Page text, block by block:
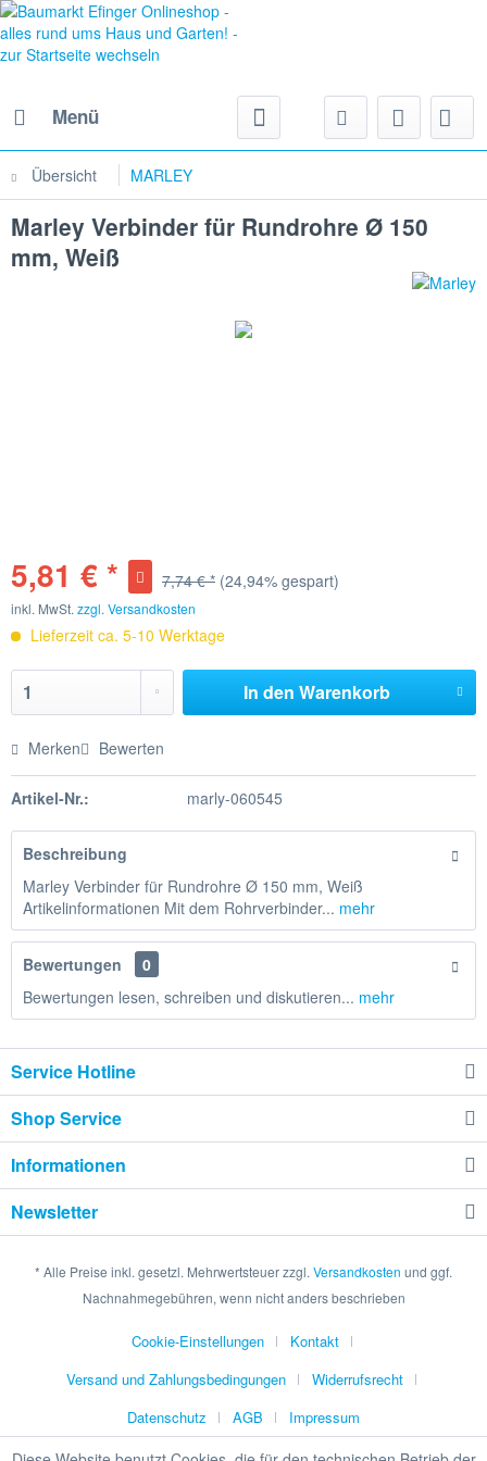
Menü
Übersicht MARLEY
Marley Verbinder für Rundrohre Ø 150
mm, Weiß
5,81 € * 7,74 € * (24,94% gespart)
inkl. MwSt. zzgl. Versandkosten
Lieferzeit ca. 5-10 Werktage
In den Warenkorb
Merken Bewerten
Artikel-Nr.: marly-060545
Beschreibung
Marley Verbinder für Rundrohre Ø 150 mm, Weiß
Artikelinformationen Mit dem Rohrverbinder... mehr
Bewertungen
0
Bewertungen lesen, schreiben und diskutieren... mehr
Service Hotline
Shop Service
Informationen
Newsletter
* Alle Preise inkl. gesetzl. Mehrwertsteuer zzgl. Versandkosten und ggf.
Nachnahmegebühren, wenn nicht anders beschrieben
Cookie-Einstellungen
Kontakt
Versand und Zahlungsbedingungen
Widerrufsrecht
Datenschutz
AGB Impressum